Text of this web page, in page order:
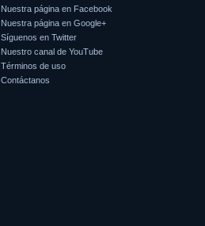
Nuestra página en Facebook
Nuestra página en Google+
Síguenos en Twitter
Nuestro canal de YouTube
Términos de uso
Contáctanos